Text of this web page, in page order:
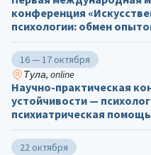
конференция
психологии: обмен
16 — 17 октября
Тула, online
Научно-практическая
устойчивости —
психиатрическая
22 октября